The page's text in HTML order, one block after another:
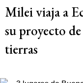
Milei viaja a
su proyecto
tierras